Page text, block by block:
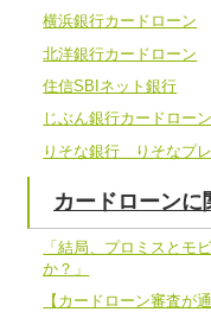
横浜銀行カードローン
北洋銀行カードローン
住信SBIネット銀行
じぶん銀行カードローン
りそな銀行 りそなプ
カードローンに
「結局、プロミスとモ
か？」
【カードローン審査が